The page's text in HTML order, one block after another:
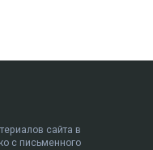
сайта в
с письменного